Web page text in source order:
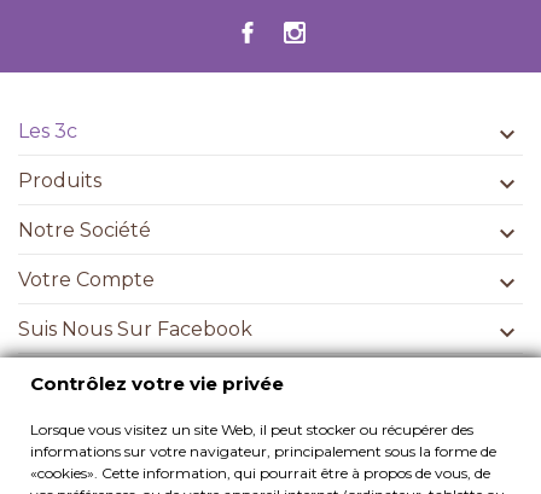
Les 3c 
Produits 
Notre Société 
Votre Compte 
Suis Nous Sur Facebook 
Contrôlez votre vie privée
S’ABONNER
Contrôlez votre vie privée
Lorsque vous visitez un site Web, il peut stocker ou récupérer des
informations sur votre navigateur, principalement sous la forme de
«cookies». Cette information, qui pourrait être à propos de vous, de